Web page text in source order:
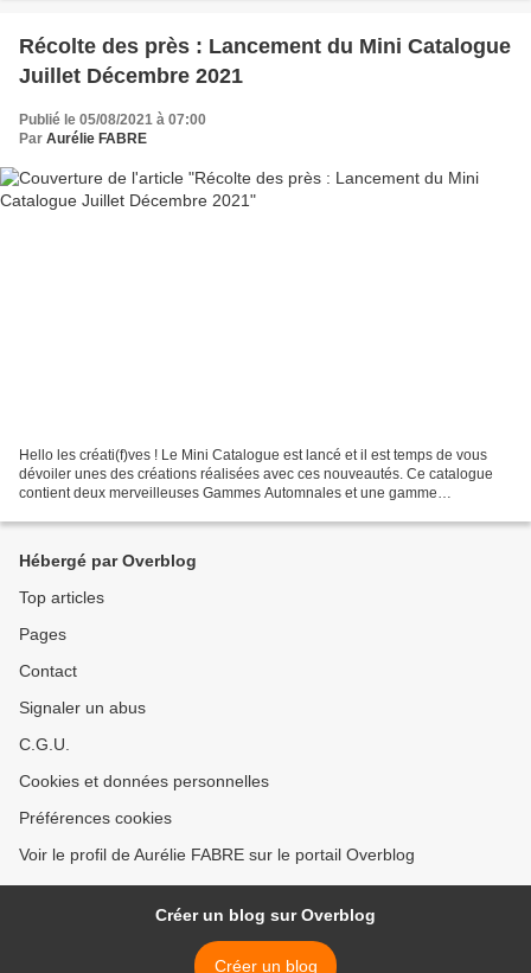
Récolte des près : Lancement du Mini Catalogue
Juillet Décembre 2021
Publié le 05/08/2021 à 07:00
Par Aurélie FABRE
Hello les créati(f)ves ! Le Mini Catalogue est lancé et il est temps de vous
dévoiler unes des créations réalisées avec ces nouveautés. Ce catalogue
contient deux merveilleuses Gammes Automnales et une gamme
Hébergé par Overblog
Top articles
Pages
Contact
Signaler un abus
C.G.U.
Cookies et données personnelles
Préférences cookies
Voir le profil de Aurélie FABRE sur le portail Overblog
Créer un blog sur Overblog
Créer un blog